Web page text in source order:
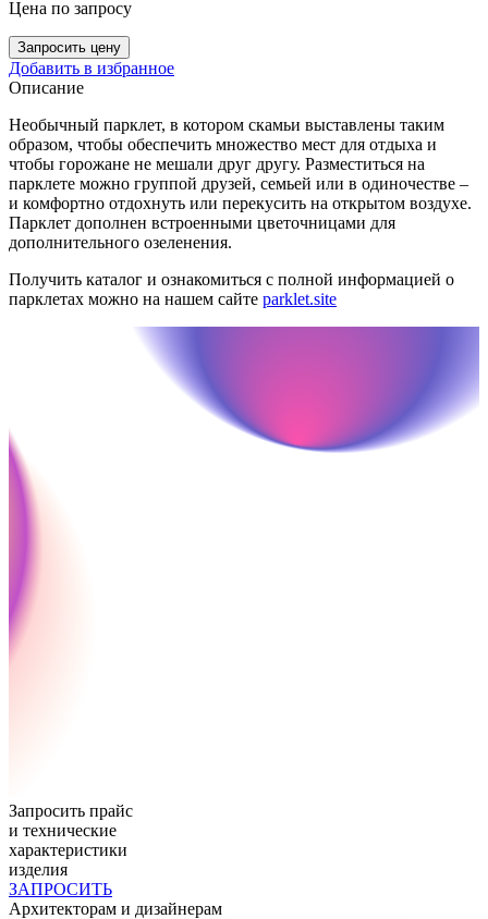
Цена по запросу
Запросить цену
Добавить в избранное
Описание
Необычный парклет, в котором скамьи выставлены таким
образом, чтобы обеспечить множество мест для отдыха и
чтобы горожане не мешали друг другу. Разместиться на
парклете можно группой друзей, семьей или в одиночестве –
и комфортно отдохнуть или перекусить на открытом воздухе.
Парклет дополнен встроенными цветочницами для
дополнительного озеленения.
Получить каталог и ознакомиться с полной информацией о
парклетах можно на нашем сайте parklet.site
Запросить прайс
и технические
характеристики
изделия
ЗАПРОСИТЬ
Архитекторам и дизайнерам